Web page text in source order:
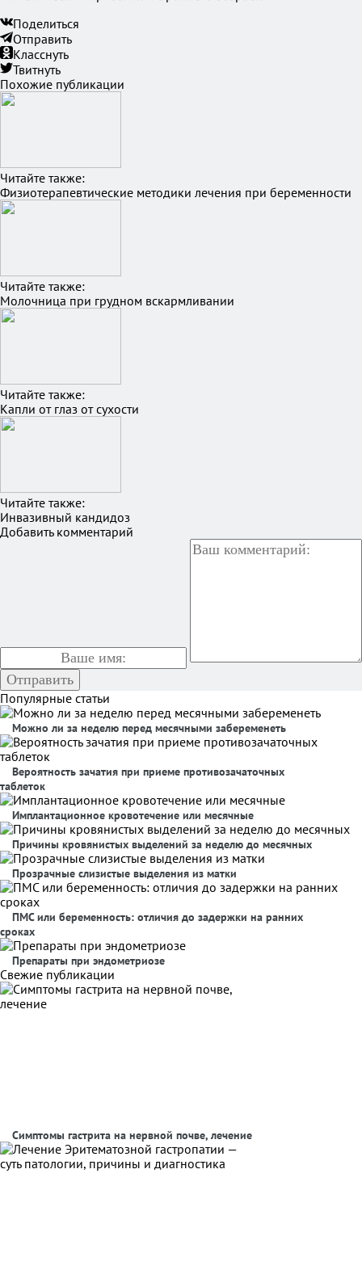
Поделиться
Отправить
Класснуть
Твитнуть
Похожие публикации
Читайте также:
Физиотерапевтические методики лечения при беременности
Читайте также:
Молочница при грудном вскармливании
Читайте также:
Капли от глаз от сухости
Читайте также:
Инвазивный кандидоз
Добавить комментарий
Популярные статьи
Можно ли за неделю перед месячными забеременеть
Вероятность зачатия при приеме противозачаточных
таблеток
Имплантационное кровотечение или месячные
Причины кровянистых выделений за неделю до месячных
Прозрачные слизистые выделения из матки
ПМС или беременность: отличия до задержки на ранних
сроках
Препараты при эндометриозе
Свежие публикации
Симптомы гастрита на нервной почве, лечение